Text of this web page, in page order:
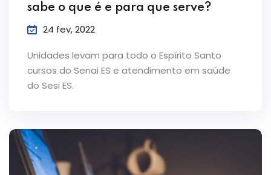
sabe o que é e para que serve?
24 fev, 2022
Unidades levam para todo o Espírito Santo
cursos do Senai ES e atendimento em saúde
do Sesi ES.